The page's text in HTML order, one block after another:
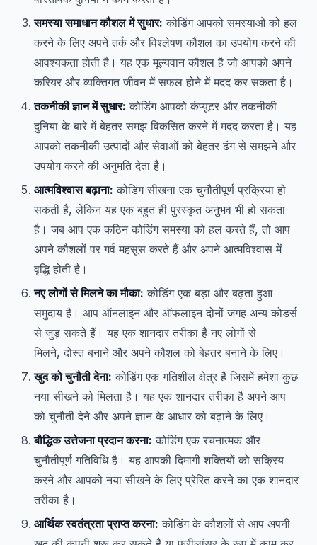
समस्या समाधान कौशल में सुधार: कोडिंग आपको समस्याओं को हल
करने के लिए अपने तर्क और विश्लेषण कौशल का उपयोग करने की
आवश्यकता होती है। यह एक मूल्यवान कौशल है जो आपको अपने
करियर और व्यक्तिगत जीवन में सफल होने में मदद कर सकता है।
तकनीकी ज्ञान में सुधार: कोडिंग आपको कंप्यूटर और तकनीकी
दुनिया के बारे में बेहतर समझ विकसित करने में मदद करता है। यह
आपको तकनीकी उत्पादों और सेवाओं को बेहतर ढंग से समझने और
उपयोग करने की अनुमति देता है।
आत्मविश्वास बढ़ाना: कोडिंग सीखना एक चुनौतीपूर्ण प्रक्रिया हो
सकती है, लेकिन यह एक बहुत ही पुरस्कृत अनुभव भी हो सकता
है। जब आप एक कठिन कोडिंग समस्या को हल करते हैं, तो आप
अपने कौशलों पर गर्व महसूस करते हैं और अपने आत्मविश्वास में
वृद्धि होती है।
नए लोगों से मिलने का मौका: कोडिंग एक बड़ा और बढ़ता हुआ
समुदाय है। आप ऑनलाइन और ऑफलाइन दोनों जगह अन्य कोडर्स
से जुड़ सकते हैं। यह एक शानदार तरीका है नए लोगों से
मिलने, दोस्त बनाने और अपने कौशल को बेहतर बनाने के लिए।
खुद को चुनौती देना: कोडिंग एक गतिशील क्षेत्र है जिसमें हमेशा कुछ
नया सीखने को मिलता है। यह एक शानदार तरीका है अपने आप
को चुनौती देने और अपने ज्ञान के आधार को बढ़ाने के लिए।
बौद्धिक उत्तेजना प्रदान करना: कोडिंग एक रचनात्मक और
चुनौतीपूर्ण गतिविधि है। यह आपकी दिमागी शक्तियों को सक्रिय
करने और आपको नया सीखने के लिए प्रेरित करने का एक शानदार
तरीका है।
आर्थिक स्वतंत्रता प्राप्त करना: कोडिंग के कौशलों से आप अपनी